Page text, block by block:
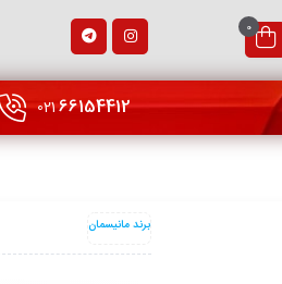
0
66154412
021
برند مانیسمان